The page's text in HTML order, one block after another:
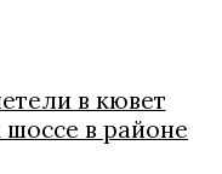
в кювет
в районе